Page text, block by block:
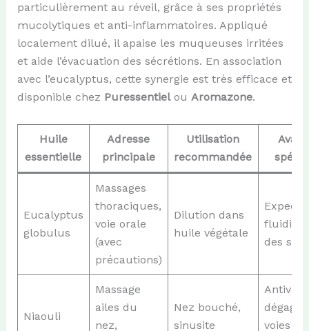
particulièrement au réveil, grâce à ses propriétés
mucolytiques et anti-inflammatoires. Appliqué
localement dilué, il apaise les muqueuses irritées
et aide l’évacuation des sécrétions. En association
avec l’eucalyptus, cette synergie est très efficace et
disponible chez Puressentielou Aromazone.
Huile
essentielle
Adresse
principale
Utilisation
recommandée
Eucalyptus
globulus
Massages
thoraciques,
voie orale
(avec
précautions)
Dilution dans
huile végétale
des
Niaouli
Massage
ailes du
nez,
Nez bouché,
sinusite
voies